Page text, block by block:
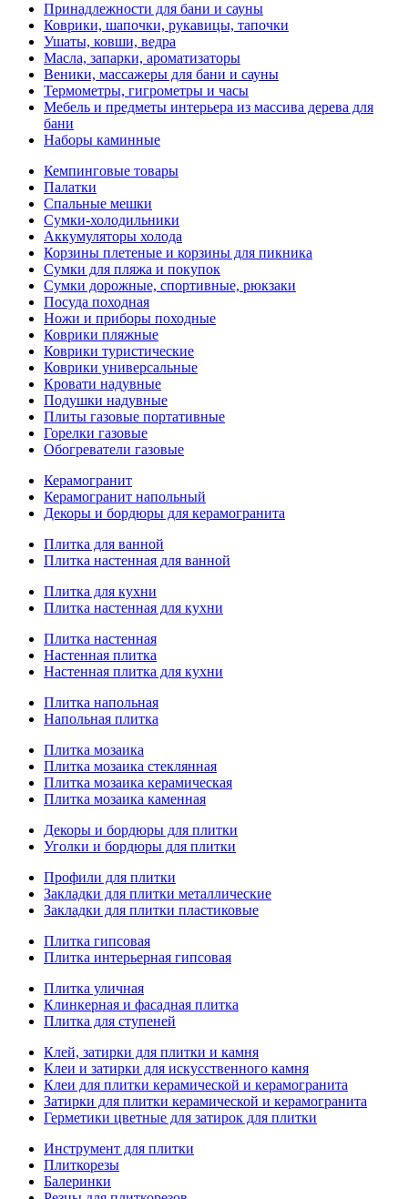
Принадлежности для бани и сауны
Коврики, шапочки, рукавицы, тапочки
Ушаты, ковши, ведра
Масла, запарки, ароматизаторы
Веники, массажеры для бани и сауны
Термометры, гигрометры и часы
Мебель и предметы интерьера из массива дерева для
бани
Наборы каминные
Кемпинговые товары
Палатки
Спальные мешки
Сумки-холодильники
Аккумуляторы холода
Корзины плетеные и корзины для пикника
Сумки для пляжа и покупок
Сумки дорожные, спортивные, рюкзаки
Посуда походная
Ножи и приборы походные
Коврики пляжные
Коврики туристические
Коврики универсальные
Кровати надувные
Подушки надувные
Плиты газовые портативные
Горелки газовые
Обогреватели газовые
Керамогранит
Керамогранит напольный
Декоры и бордюры для керамогранита
Плитка для ванной
Плитка настенная для ванной
Плитка для кухни
Плитка настенная для кухни
Плитка настенная
Настенная плитка
Настенная плитка для кухни
Плитка напольная
Напольная плитка
Плитка мозаика
Плитка мозаика стеклянная
Плитка мозаика керамическая
Плитка мозаика каменная
Декоры и бордюры для плитки
Уголки и бордюры для плитки
Профили для плитки
Закладки для плитки металлические
Закладки для плитки пластиковые
Плитка гипсовая
Плитка интерьерная гипсовая
Плитка уличная
Клинкерная и фасадная плитка
Плитка для ступеней
Клей, затирки для плитки и камня
Клеи и затирки для искусственного камня
Клеи для плитки керамической и керамогранита
Затирки для плитки керамической и керамогранита
Герметики цветные для затирок для плитки
Инструмент для плитки
Плиткорезы
Балеринки